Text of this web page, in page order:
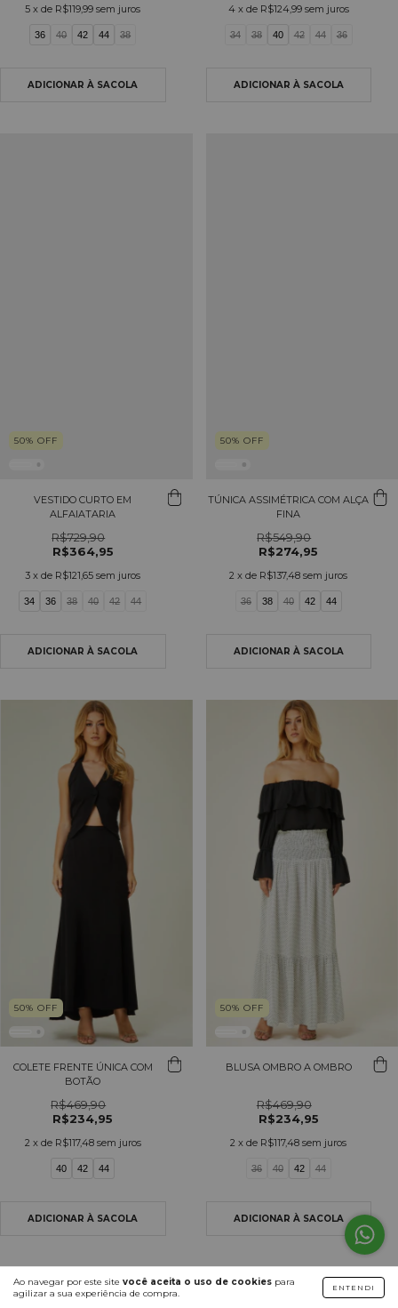
Ao navegar por este site você aceita o uso de cookies para
agilizar a sua experiência de compra.
ENTENDI
5 x de R$119,99 sem juros
36 40 42 44 38
4 x de R$124,99 sem juros
34 38 40 42 44 36
50% OFF
VESTIDO CURTO EM
ALFAIATARIA
R$729,90
R$364,95
3 x de R$121,65 sem juros
34 36 38 40 42 44
50% OFF
TÚNICA ASSIMÉTRICA COM ALÇA
FINA
R$549,90
R$274,95
2 x de R$137,48 sem juros
36 38 40 42 44
50% OFF
COLETE FRENTE ÚNICA COM
BOTÃO
R$469,90
R$234,95
2 x de R$117,48 sem juros
40 42 44
50% OFF
BLUSA OMBRO A OMBRO
R$469,90
R$234,95
2 x de R$117,48 sem juros
36 40 42 44